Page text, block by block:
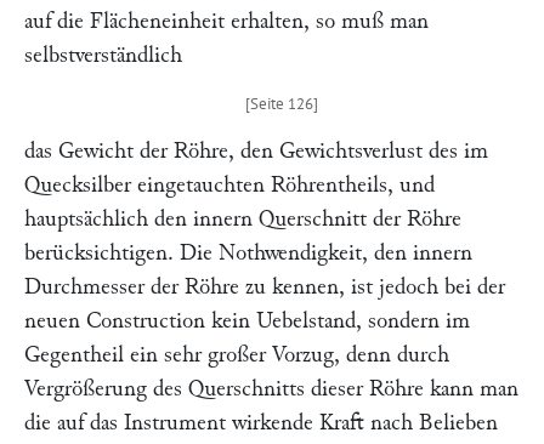
auf die Flächeneinheit erhalten, so muß man
selbstverständlich
das Gewicht der Röhre, den Gewichtsverlust des im
Quecksilber eingetauchten Röhrentheils, und
hauptsächlich den innern Querschnitt der Röhre
berücksichtigen. Die Nothwendigkeit, den innern
Durchmesser der Röhre zu kennen, ist jedoch bei der
neuen Construction kein Uebelstand, sondern im
Gegentheil ein sehr großer Vorzug, denn durch
Vergrößerung des Querschnitts dieser Röhre kann man
die auf das Instrument wirkende Kraft nach Belieben